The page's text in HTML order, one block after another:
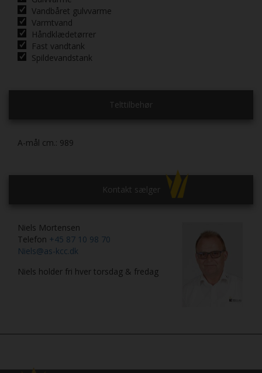
Vandbåret gulvvarme
Varmtvand
Håndklædetørrer
Fast vandtank
Spildevandstank
Telttilbehør
A-mål cm.: 989
Kontakt sælger
Niels Mortensen
Telefon +45 87 10 98 70
Niels@as-kcc.dk
Niels holder fri hver torsdag & fredag